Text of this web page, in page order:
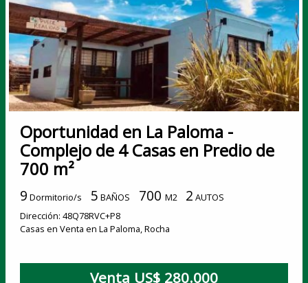
Oportunidad en La Paloma -
Complejo de 4 Casas en Predio de
700 m²
9 Dormitorio/s 5 BAÑOS 700 M2 2 AUTOS
Dirección: 48Q78RVC+P8
Casas en Venta en La Paloma, Rocha
Venta US$ 280.000